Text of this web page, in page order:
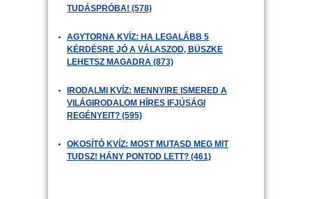
TUDÁSPRÓBA! (578)
AGYTORNA KVÍZ: HA LEGALÁBB 5
KÉRDÉSRE JÓ A VÁLASZOD, BÜSZKE
LEHETSZ MAGADRA (873)
IRODALMI KVÍZ: MENNYIRE ISMERED A
VILÁGIRODALOM HÍRES IFJÚSÁGI
REGÉNYEIT? (595)
OKOSÍTÓ KVÍZ: MOST MUTASD MEG MIT
TUDSZ! HÁNY PONTOD LETT? (461)